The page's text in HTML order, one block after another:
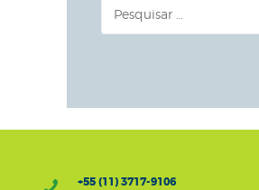
por:
+55 (11) 3717-9106